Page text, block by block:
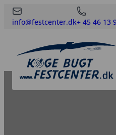
info@festcenter.dk+ 45 46 13